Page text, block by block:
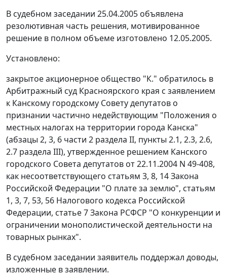
В судебном заседании 25.04.2005 объявлена
резолютивная часть решения, мотивированное
решение в полном объеме изготовлено 12.05.2005.
Установлено:
закрытое акционерное общество "К." обратилось в
Арбитражный суд Красноярского края с заявлением
к Канскому городскому Совету депутатов о
признании частично недействующим "Положения о
местных налогах на территории города Канска"
(абзацы 2, 3, 6 части 2 раздела II, пункты 2.1, 2.3, 2.6,
2.7 раздела III), утвержденное решением Канского
городского Совета депутатов от 22.11.2004 N 49-408,
как несоответствующего статьям 3, 8, 14Закона
Российской Федерации "О плате за землю", статьям
1, 3, 7, 53, 56 Налогового кодекса Российской
Федерации, статье 7Закона РСФСР "О конкуренции и
ограничении монополистической деятельности на
товарных рынках".
В судебном заседании заявитель поддержал доводы,
изложенные в заявлении.